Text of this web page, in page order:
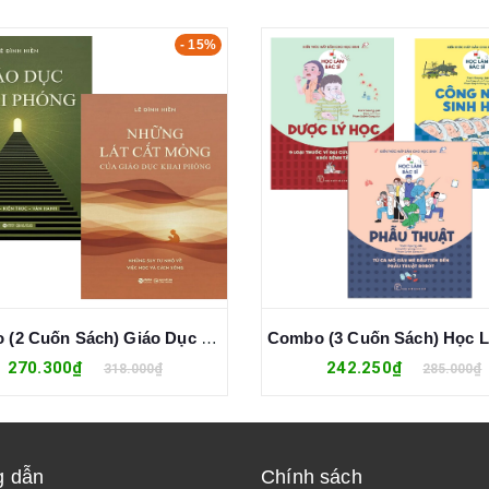
- 15%
Combo (2 Cuốn Sách) Giáo Dục Khai Phóng + Những Lát Cắt Mỏng Của Giáo Dục Khai Phóng (Lê Đình Hiền)
270.300₫ 318.000₫ 242.250₫ 285.000₫
dẫn Chính sách